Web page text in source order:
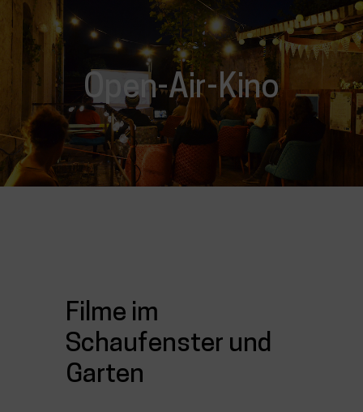
Open-Air-Kino
Filme im
Schaufenster und
Garten